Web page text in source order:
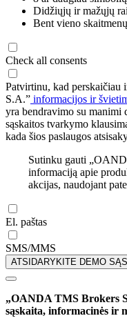
Didžiųjų ir mažųjų
Bent vieno
Check all consents
Patvirtinu, kad
S.A.” informacijos ir
yra bendravimo su manimi
sąskaitos tvarkymo
kada šios paslaugos
Sutinku gauti
informaciją apie
akcijas, naudojant
El. paštas
SMS/MMS
ATSIDARYKITE DEMO
„OANDA TMS Brokers
sąskaita, informacinės ir